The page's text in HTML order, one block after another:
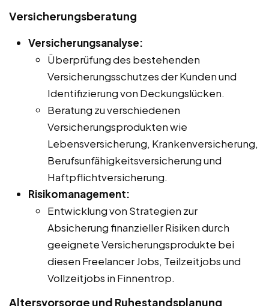
Versicherungsberatung
Versicherungsanalyse:
Überprüfung des bestehenden
Versicherungsschutzes der Kunden und
Identifizierung von Deckungslücken.
Beratung zu verschiedenen
Versicherungsprodukten wie
Lebensversicherung, Krankenversicherung,
Berufsunfähigkeitsversicherung und
Haftpflichtversicherung.
Risikomanagement:
Entwicklung von Strategien zur
Absicherung finanzieller Risiken durch
geeignete Versicherungsprodukte bei
diesen Freelancer Jobs, Teilzeitjobs und
Vollzeitjobs in Finnentrop.
Altersvorsorge und Ruhestandsplanung